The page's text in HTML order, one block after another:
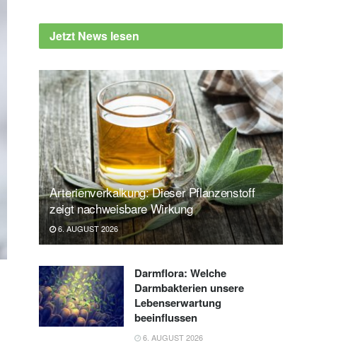
Jetzt News lesen
Arterienverkalkung: Dieser Pflanzenstoff
zeigt nachweisbare Wirkung
6. AUGUST 2026
Darmflora: Welche
Darmbakterien unsere
Lebenserwartung
beeinflussen
6. AUGUST 2026